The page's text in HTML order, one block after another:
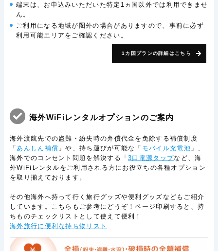
端末は、お申込みいただいた特定1ヵ国以外では利用できませ
ん。
ご利用になる地域が圏外の場合がありますので、事前に必ず
利用可能エリアをご確認ください。
1カ国プランの詳細はこちら
海外WiFiレンタルオプションのご案内
海外渡航先での盗難・紛失時の弁償代金を免除する補償制度
「あんしん補償 」や、持ち運びが可能な「 モバイル充電池 」、
海外でのコンセント問題を解決する「3口電源タップなど、海
外WiFiレンタルをご利用される方にお役立ちの各種オプション
を取り揃えております。
その他海外へ持って行く旅行グッズや便利グッズなどもご紹介
しています。こちらもご参考にどうぞ！ページ印刷すると、持
ちものチェックリストとして使えて便利！
海外旅行に便利な持ち物リスト